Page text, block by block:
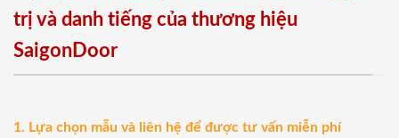
trị và danh tiếng của thương hiệu
SaigonDoor
1. Lựa chọn mẫu và liên hệ để được tư vấn miễn phí